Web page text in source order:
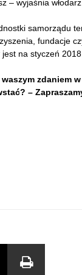
– wyjaśnia włodarz
samorządu
fundacje
na styczeń 2018
zdaniem
–